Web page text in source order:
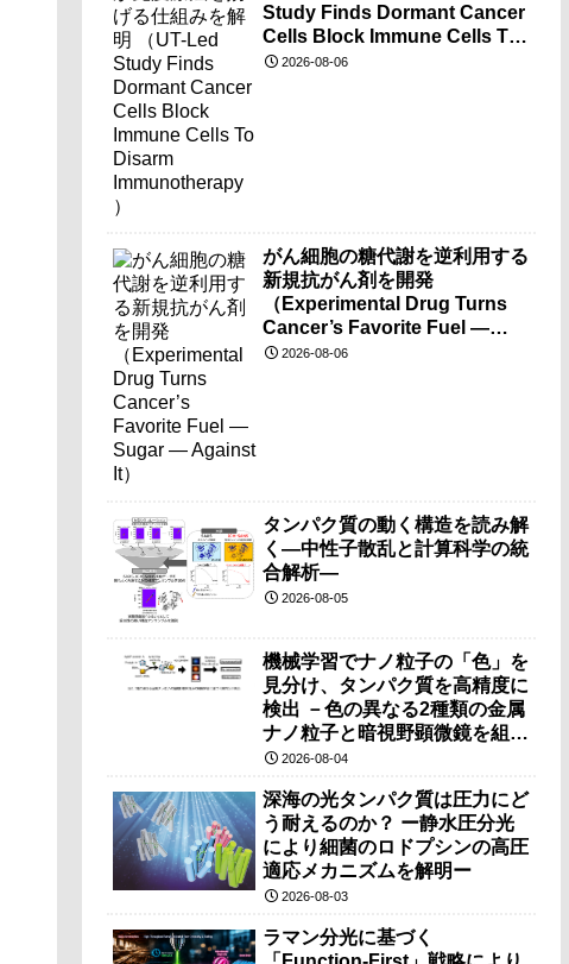
Study Finds Dormant Cancer
Cells Block Immune Cells To
Disarm Immunotherapy）
2026-08-06
がん細胞の糖代謝を逆利用する
新規抗がん剤を開発
（Experimental Drug Turns
Cancer’s Favorite Fuel —
Sugar — Against It）
2026-08-06
タンパク質の動く構造を読み解
く―中性子散乱と計算科学の統
合解析―
2026-08-05
機械学習でナノ粒子の「色」を
見分け、タンパク質を高精度に
検出 －色の異なる2種類の金属
ナノ粒子と暗視野顕微鏡を組み
合わせ、従来法では難しかった
子の検出を実現－
2026-08-04
深海の光タンパク質は圧力にど
う耐えるのか？ ー静水圧分光
により細菌のロドプシンの高圧
適応メカニズムを解明ー
2026-08-03
ラマン分光に基づく